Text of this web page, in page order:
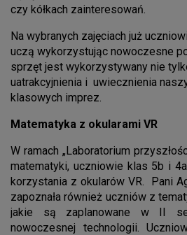
czy kółkach zainteresowań.
Na wybranych zajęciach już
uczą wykorzystując nowoczesne
sprzęt jest wykorzystywany nie
uatrakcyjnienia i uwiecznienia
klasowych imprez.
Matematyka z okularami VR
W ramach „Laboratorium
matematyki, uczniowie klas 5b i
korzystania z okularów VR. Pani
zapoznała również uczniów z
jakie są zaplanowane w II
nowoczesnej technologii.